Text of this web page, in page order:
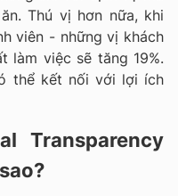
Thú vị hơn nữa, khi
viên - những vị khách
làm việc sẽ tăng 19%.
thể kết nối với lợi ích
Transparency